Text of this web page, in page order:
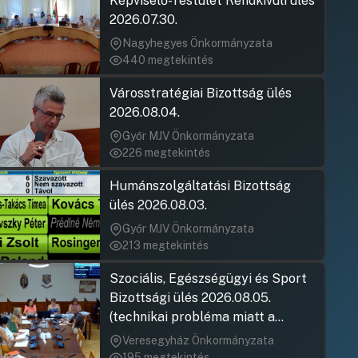
19. Napirendi pont
UGRÁS A NAPIREND ELEJÉRE
20. Napirendi pont
UGRÁS A NAPIREND ELEJÉRE
21. Napirendi pont
HozzászólásokUgrás a napirendi pontra Weeber
22. Napirendi pont
UGRÁS A NAPIREND ELEJÉRE
23. Napirendi pont
HozzászólásokUgrás a napirendi pontra
24. Napirendi pont
UGRÁS A NAPIREND ELEJÉRE
2026.07.30.
Nagyhegyes Önkormányzata
440 megtekintés
Városstratégiai Bizottság ülés
2026.08.04.
Győr MJV Önkormányzata
226 megtekintés
Humánszolgáltatási Bizottság
ülés 2026.08.03.
Győr MJV Önkormányzata
213 megtekintés
Szociális, Egészségügyi és Sport
Bizottsági ülés 2026.08.05.
(technikai probléma miatt a
jegyzőkönyv elfogadása nem
Veresegyház Önkormányzata